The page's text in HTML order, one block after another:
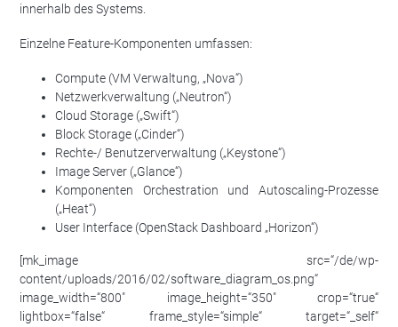
innerhalb des Systems.
Einzelne Feature-Komponenten umfassen:
Compute (VM Verwaltung, „Nova“)
Netzwerkverwaltung („Neutron“)
Cloud Storage („Swift“)
Block Storage („Cinder“)
Rechte-/ Benutzerverwaltung („Keystone“)
Image Server („Glance“)
Komponenten Orchestration und Autoscaling-Prozesse
(„Heat“)
User Interface (OpenStack Dashboard „Horizon“)
[mk_image src=“/de/wp-
content/uploads/2016/02/software_diagram_os.png“
image_width=“800″ image_height=“350″ crop=“true“
lightbox=“false“ frame_style=“simple“ target=“_self“